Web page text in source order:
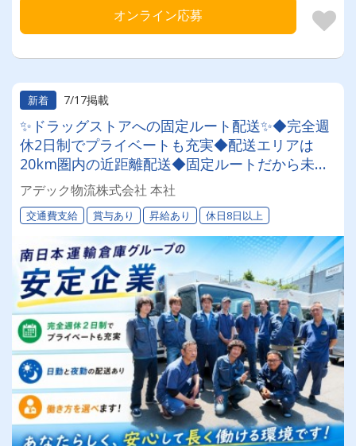
オンライン応募
新着 7/17掲載
✨ドラッグストアへの固定ルート配送✨◆完全週
休2日制でプライベートも充実◆配送エリアは
20km圏内の近距離配送◆固定ルートだから未経
験でも覚えやすい◆夜の時間帯だから渋滞ほぼな
し
アデック物流株式会社 本社
交通費支給 賞与あり 昇給あり 休日8日以上